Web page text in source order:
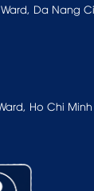
Da Nang
Ho Chi